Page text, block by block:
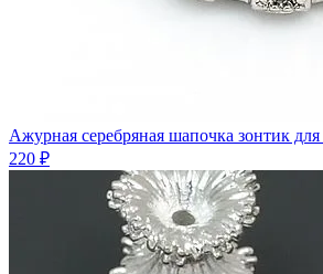
Ажурная серебряная шапочка зонтик
220 ₽